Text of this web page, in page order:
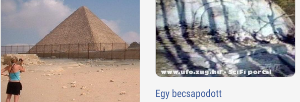
Egy becsapodott